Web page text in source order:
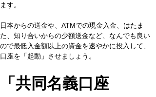
ます。
日本からの送金や、ATMでの現金入金、はたま
た、知り合いからの少額送金など、なんでも良い
ので最低入金額以上の資金を速やかに投入して、
口座を「起動」させましょう。
「共同名義口座